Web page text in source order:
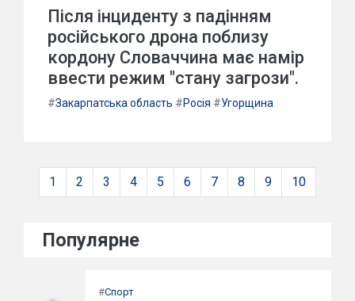
Після інциденту з падінням
російського дрона поблизу
кордону Словаччина має намір
ввести режим "стану загрози".
#Закарпатська область #Росія #Угорщина
1 2 3 4 5 6 7 8 9 10
Популярне
#Спорт